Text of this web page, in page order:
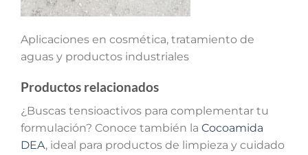
Aplicaciones en cosmética, tratamiento de
aguas y productos industriales
Productos relacionados
¿Buscas tensioactivos para complementar tu
formulación? Conoce también la Cocoamida
DEA, ideal para productos de limpieza y cuidado